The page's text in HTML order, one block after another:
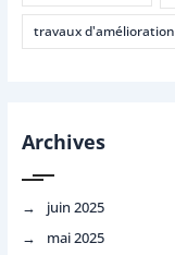
travaux d'amélioration
Archives
juin 2025
mai 2025